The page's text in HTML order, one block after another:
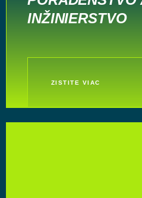
INŽINIERSTVO
ZISTITE VIAC